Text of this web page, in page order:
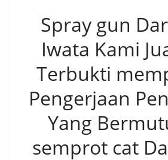
Spray gun
Iwata Kami
Terbukti
Pengerjaan
Yang
semprot cat